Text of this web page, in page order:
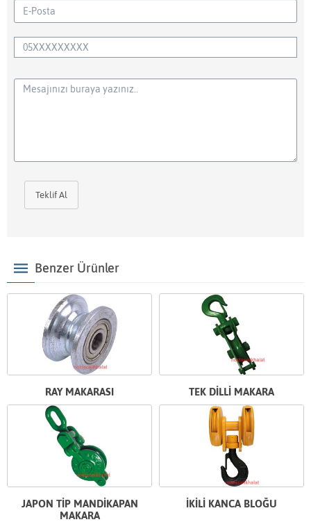
Teklif Al
Benzer Ürünler
RAY MAKARASI TEK DİLLİ MAKARA
JAPON TİP MANDİKAPAN
MAKARA
İKİLİ KANCA BLOĞU